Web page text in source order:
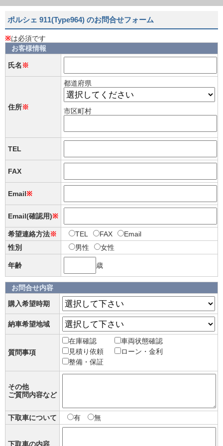
ポルシェ 911(Type964) のお問合せフォーム
※は必須です
お客様情報
氏名※
住所※
都道府県
市区町村
TEL
FAX
Email※
Email(確認用)※
希望連絡方法※ TEL FAX
Email
性別
男性 女性
年齢 歳
お問合せ内容
購入希望時期
納車希望地域
質問事項
在庫確認
車両状態確認
見積り依頼
ローン・金利
整備・保証
その他
ご質問内容など
下取車について 有 無
下取車の内容